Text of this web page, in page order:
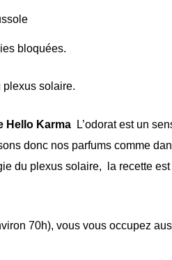
bloquées.
plexus solaire.
Hello Karma
L’odorat est un
donc nos parfums comme
du plexus solaire, la recette est
70h), vous vous occupez